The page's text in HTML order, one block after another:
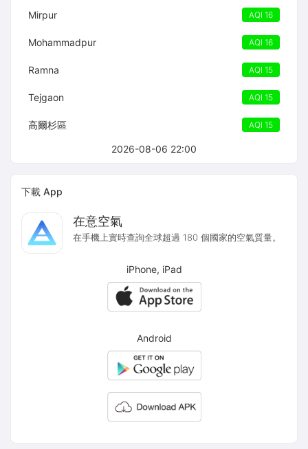
2026-08-06 22:00
Mirpur AQI 16
Mohammadpur AQI 16
Ramna AQI 15
Tejgaon AQI 15
高爾杉區 AQI 15
下載 App
在意空氣
在手機上實時查詢全球超過 180 個國家的空氣質量。
iPhone, iPad
Android